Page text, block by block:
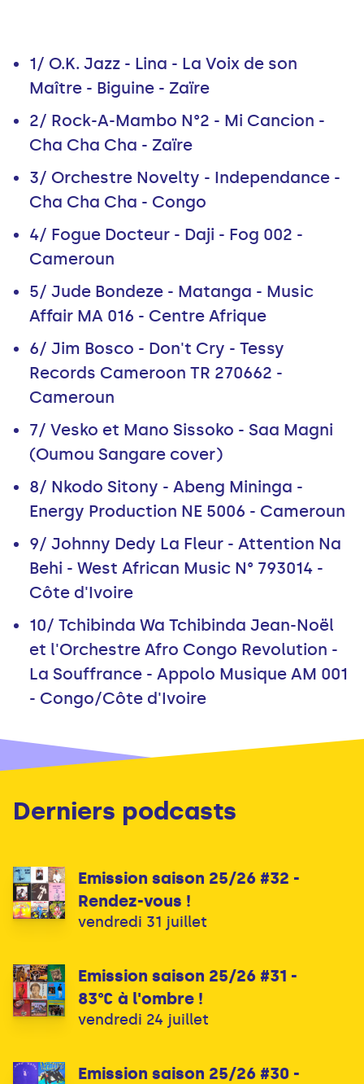
1/ O.K. Jazz - Lina - La Voix de son
Maître - Biguine - Zaïre
2/ Rock-A-Mambo N°2 - Mi Cancion -
Cha Cha Cha - Zaïre
3/ Orchestre Novelty - Independance -
Cha Cha Cha - Congo
4/ Fogue Docteur - Daji - Fog 002 -
Cameroun
5/ Jude Bondeze - Matanga - Music
Affair MA 016 - Centre Afrique
6/ Jim Bosco - Don't Cry - Tessy
Records Cameroon TR 270662 -
Cameroun
7/ Vesko et Mano Sissoko - Saa Magni
(Oumou Sangare cover)
8/ Nkodo Sitony - Abeng Mininga -
Energy Production NE 5006 - Cameroun
9/ Johnny Dedy La Fleur - Attention Na
Behi - West African Music N° 793014 -
Côte d'Ivoire
10/ Tchibinda Wa Tchibinda Jean-Noël
et l'Orchestre Afro Congo Revolution -
La Souffrance - Appolo Musique AM 001
- Congo/Côte d'Ivoire
Derniers podcasts
Emission saison 25/26 #32 -
Rendez-vous !
vendredi 31 juillet
Emission saison 25/26 #31 -
83°C à l'ombre !
vendredi 24 juillet
Emission saison 25/26 #30 -